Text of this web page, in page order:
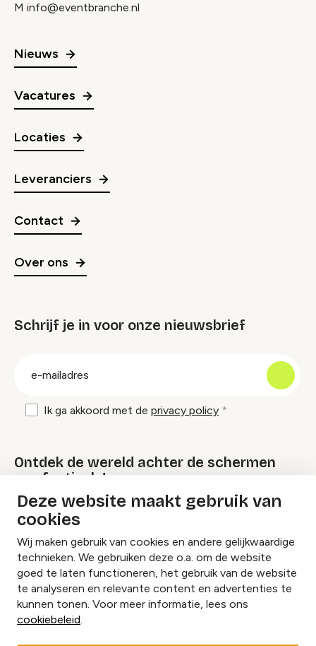
Deze website maakt gebruik van
cookies
Wij maken gebruik van cookies en andere gelijkwaardige
technieken. We gebruiken deze o.a. om de website
goed te laten functioneren, het gebruik van de website
te analyseren en relevante content en advertenties te
kunnen tonen. Voor meer informatie, lees ons
cookiebeleid.
M info@eventbranche.nl
Nieuws
Vacatures
Locaties
Leveranciers
Contact
Over ons
Schrijf je in voor onze nieuwsbrief
Ik ga akkoord met de privacy policy
Ontdek de wereld achter de schermen
van festivals!
Lees onze Festival Specials
InstagramFacebookLinkedIn
Cookies beheren